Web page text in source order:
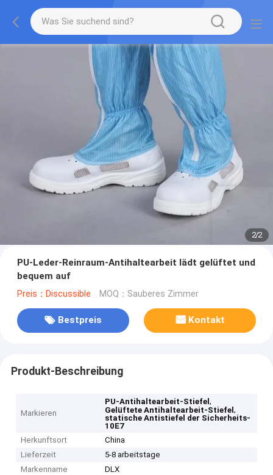
2/2
PU-Leder-Reinraum-Antihaltearbeit lädt gelüftet und
bequem auf
Preis：Discussible MOQ：Sauberes Zimmer
Bestpreis Kontakt
Produkt-Beschreibung
Markieren
PU-Antihaltearbeit-Stiefel,
Gelüftete Antihaltearbeit-Stiefel,
statische Antistiefel der Sicherheits-
10E7
Herkunftsort
China
Lieferzeit
5-8 arbeitstage
Markenname
DLX